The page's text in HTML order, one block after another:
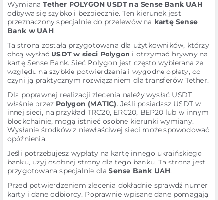
WymianaTether POLYGON USDT na Sense Bank UAH
odbywa się szybko i bezpiecznie. Ten kierunek jest
przeznaczony specjalnie do przelewów na kartę Sense
Bank w UAH.
Ta strona została przygotowana dla użytkowników, którzy
chcą wysłać USDT w sieci Polygon i otrzymać hrywny na
kartę Sense Bank. Sieć Polygon jest często wybierana ze
względu na szybkie potwierdzenia i wygodne opłaty, co
czyni ją praktycznym rozwiązaniem dla transferów Tether.
Dla poprawnej realizacji zlecenia należy wysłać USDT
właśnie przez Polygon (MATIC). Jeśli posiadasz USDT w
innej sieci, na przykład TRC20, ERC20, BEP20 lub w innym
blockchainie, mogą istnieć osobne kierunki wymiany.
Wysłanie środków z niewłaściwej sieci może spowodować
opóźnienia.
Jeśli potrzebujesz wypłaty na kartę innego ukraińskiego
banku, użyj osobnej strony dla tego banku. Ta strona jest
przygotowana specjalnie dlaSense Bank UAH.
Przed potwierdzeniem zlecenia dokładnie sprawdź numer
karty i dane odbiorcy. Poprawnie wpisane dane pomagają